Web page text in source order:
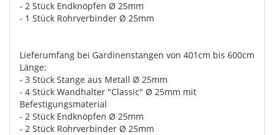
- 2 Stück Endknöpfen Ø 25mm
- 1 Stück Rohrverbinder Ø 25mm
Lieferumfang bei Gardinenstangen von 401cm bis 600cm
Länge:
- 3 Stück Stange aus Metall Ø 25mm
- 4 Stück Wandhalter "Classic" Ø 25mm mit
Befestigungsmaterial
- 2 Stück Endknöpfen Ø 25mm
- 2 Stück Rohrverbinder Ø 25mm